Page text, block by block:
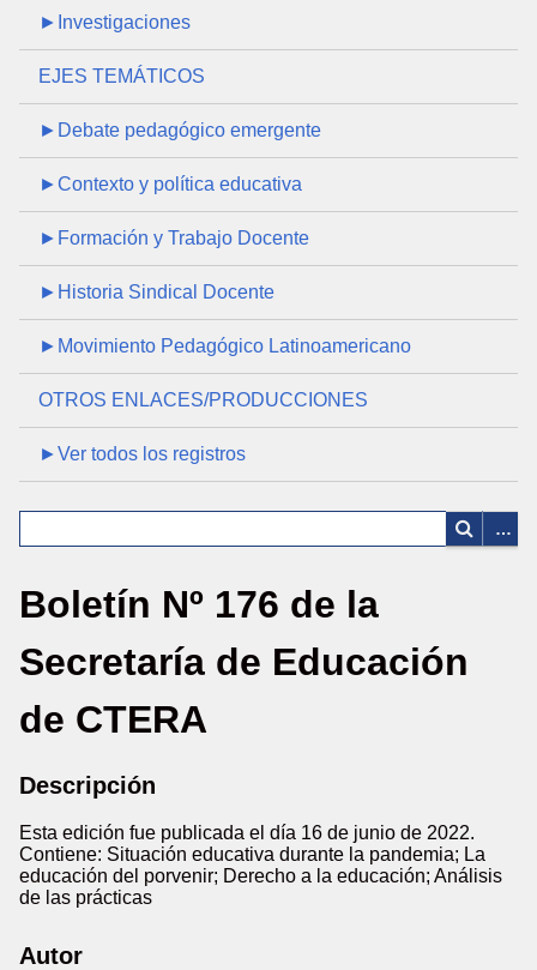
►Investigaciones
EJES TEMÁTICOS
►Debate pedagógico emergente
►Contexto y política educativa
►Formación y Trabajo Docente
►Historia Sindical Docente
►Movimiento Pedagógico Latinoamericano
OTROS ENLACES/PRODUCCIONES
►Ver todos los registros
Boletín Nº 176 de la
Secretaría de Educación
de CTERA
Descripción
Esta edición fue publicada el día 16 de junio de 2022.
Contiene: Situación educativa durante la pandemia; La
educación del porvenir; Derecho a la educación; Análisis
de las prácticas
Autor